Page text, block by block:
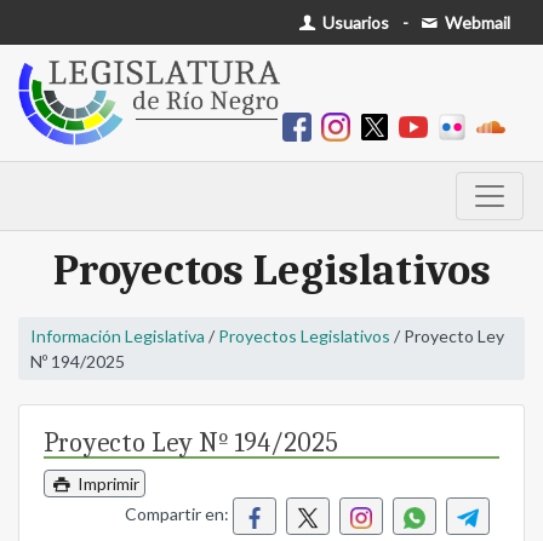
Usuarios - Webmail
Proyectos Legislativos
Información Legislativa / Proyectos Legislativos / Proyecto Ley
Nº 194/2025
Proyecto Ley Nº 194/2025
Imprimir
Compartir en: